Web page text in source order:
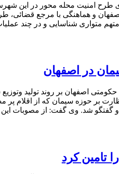
از دستگیری ۱۸ متهم متواری طی اجرای طرح
و هماهنگی با مرجع قضائی،
در اصفهان
اصفهان بر روند تولید
بر حوزه سیمان که از اقلام
گفتگو شد. وی گفت: از مصوبات
تامین کرد